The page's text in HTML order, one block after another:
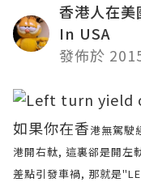
香港人在
In USA
發佈於
如果你在香港無駕駛
港開右軚, 這裏郤是開左
差點引發車禍, 那就是